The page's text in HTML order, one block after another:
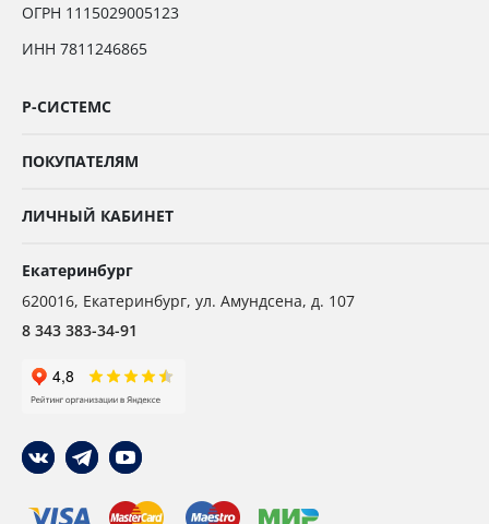
ОГРН 1115029005123
ИНН 7811246865
Р-СИСТЕМС
ПОКУПАТЕЛЯМ
ЛИЧНЫЙ КАБИНЕТ
Екатеринбург
620016, Екатеринбург, ул. Амундсена, д. 107
8 343 383-34-91